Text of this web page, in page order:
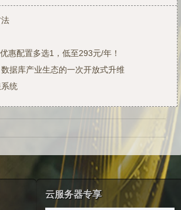
惠配置多选1，低至293元/年！
据库产业生态的一次开放式升维
统
云服务器专享